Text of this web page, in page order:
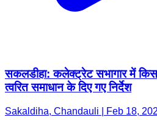
सकलडीहा: कलेक्ट्रेट सभागार में
त्वरित समाधान के दिए गए निर्देश
Sakaldiha, Chandauli | Feb 18,